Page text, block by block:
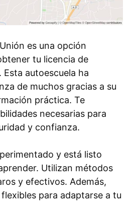
es una opción
tu licencia de
Esta autoescuela ha
de muchos gracias a su
práctica. Te
necesarias para
y confianza.
y está listo
Utilizan métodos
y efectivos. Además,
para adaptarse a tu